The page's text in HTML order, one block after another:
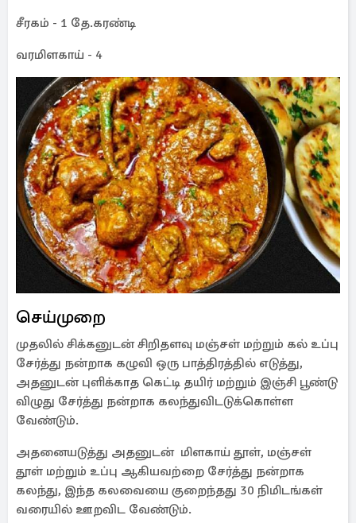
சீரகம் - 1 தே.கரண்டி
வரமிளகாய் - 4
செய்முறை
முதலில் சிக்கனுடன் சிறிதளவு மஞ்சள் மற்றும் கல் உப்பு
சேர்த்து நன்றாக கழுவி ஒரு பாத்திரத்தில் எடுத்து,
அதனுடன் புளிக்காத கெட்டி தயிர் மற்றும் இஞ்சி பூண்டு
விழுது சேர்த்து நன்றாக கலந்துவி்டடுக்கொள்ள
வேண்டும்.
அதனையடுத்து அதனுடன் மிளகாய் தூள், மஞ்சள்
தூள் மற்றும் உப்பு ஆகியவற்றை சேர்த்து நன்றாக
கலந்து, இந்த கலவையை குறைந்தது 30 நிமிடங்கள்
வரையில் ஊறவிட வேண்டும்.